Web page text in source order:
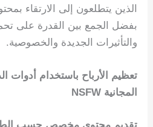
الذين يتطلعون إلى الارتقاء
بفضل الجمع بين القدرة على
والتأثيرات الجديدة والخصوصية.
تعظيم الأرباح باستخدام أدوات
المجانية NSFW
تقديم محتوى مخصص حسب